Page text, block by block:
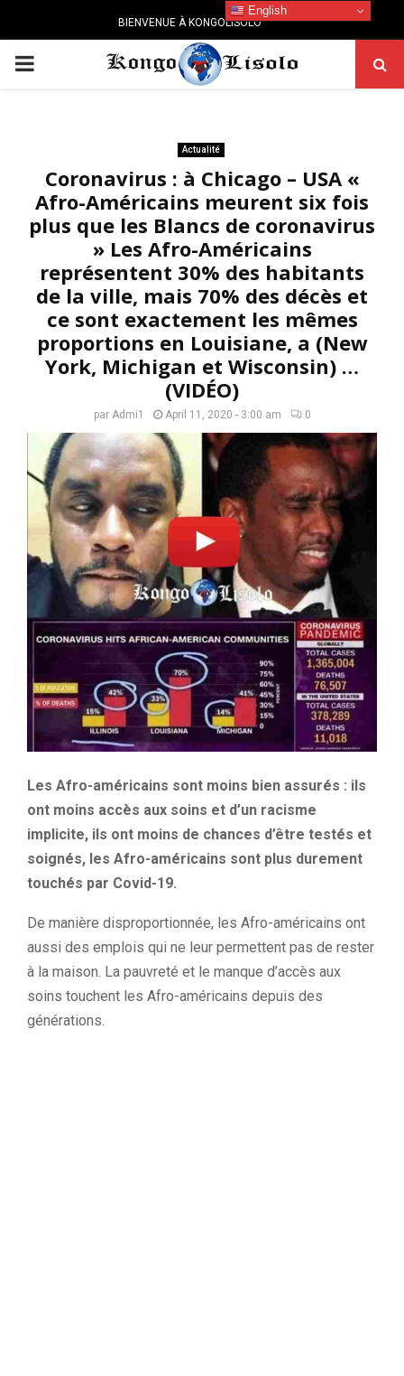
BIENVENUE À KONGOLISOLO
PRIMARY
Actualité
Coronavirus : à Chicago – USA «
Afro-Américains meurent six fois
plus que les Blancs de coronavirus
» Les Afro-Américains
représentent 30% des habitants
de la ville, mais 70% des décès et
ce sont exactement les mêmes
proportions en Louisiane, a (New
York, Michigan et Wisconsin) …
(VIDÉO)
par Admi1 April 11, 2020 - 3:00 am 0
Les Afro-américains sont moins bien assurés : ils
ont moins accès aux soins et d’un racisme
implicite, ils ont moins de chances d’être testés et
soignés, les Afro-américains sont plus durement
touchés par Covid-19.
De manière disproportionnée, les Afro-américains ont
aussi des emplois qui ne leur permettent pas de rester
à la maison. La pauvreté et le manque d’accès aux
soins touchent les Afro-américains depuis des
générations.
English